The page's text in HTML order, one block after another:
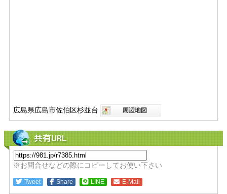
広島県広島市佐伯区杉並台
共有URL
※お問合せなどの際にコピーしてお使い下さい
Tweet Share LINE E-Mail